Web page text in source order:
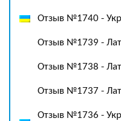
Отзыв №1740 -
Отзыв №1739 -
Отзыв №1738 -
Отзыв №1737 -
Отзыв №1736 -